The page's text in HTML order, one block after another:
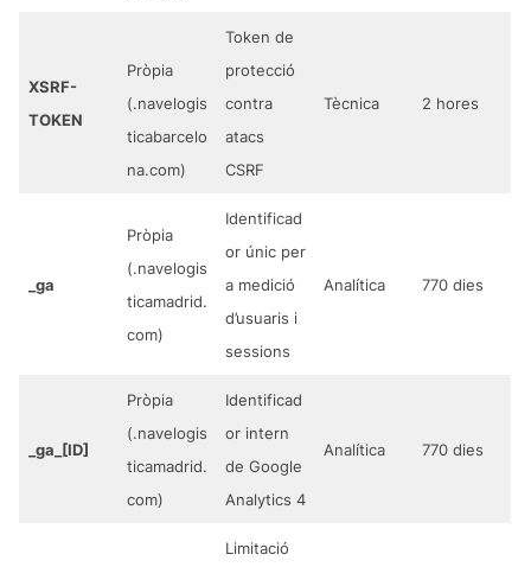
XSRF-
TOKEN
Pròpia
(.navelogis
ticabarcelo
na.com)
Token de
protecció
contra
atacs
CSRF
Tècnica 2 hores
_ga
Pròpia
(.navelogis
ticamadrid.
com)
Identificad
or únic per
a medició
d’usuaris i
sessions
Analítica 770 dies
_ga_[ID]
Pròpia
(.navelogis
ticamadrid.
com)
Identificad
or intern
de Google
Analytics 4
Analítica 770 dies
Limitació